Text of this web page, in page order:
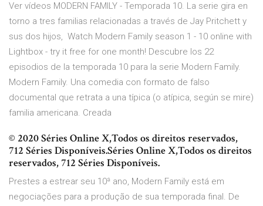
Ver vídeos MODERN FAMILY - Temporada 10. La serie gira en
torno a tres familias relacionadas a través de Jay Pritchett y
sus dos hijos, Watch Modern Family season 1 - 10 online with
Lightbox - try it free for one month! Descubre los 22
episodios de la temporada 10 para la serie Modern Family.
Modern Family. Una comedia con formato de falso
documental que retrata a una típica (o atípica, según se mire)
familia americana. Creada
© 2020 Séries Online X,Todos os direitos reservados,
712 Séries Disponíveis.Séries Online X,Todos os direitos
reservados, 712 Séries Disponíveis.
Prestes a estrear seu 10ª ano, Modern Family está em
negociações para a produção de sua temporada final. De